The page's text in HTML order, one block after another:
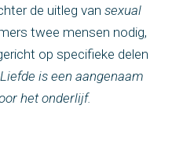
de uitleg van sexual
twee mensen nodig,
op specifieke delen
Liefde is een aangenaam
het onderlijf.